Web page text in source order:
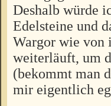
Deshalb würde
Edelsteine und
Wargor wie von
weiterläuft, um
(bekommt man
mir eigentlich